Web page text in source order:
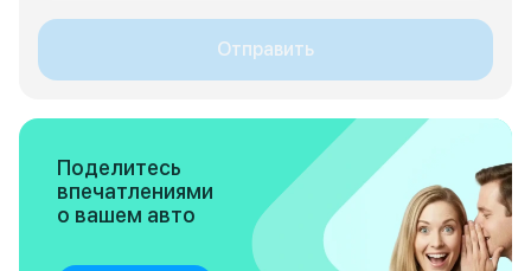
Отправить
Поделитесь
впечатлениями
о вашем авто